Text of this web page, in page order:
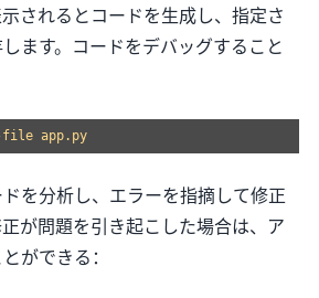
されるとコードを生成し、指定さ
ます。コードをデバッグすること
を分析し、エラーを指摘して修正
が問題を引き起こした場合は、ア
ができる：